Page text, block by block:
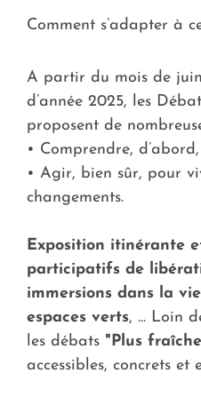
Comment s’adapter à
A partir du mois de
d’année 2025,
les
proposent de
• Comprendre,
• Agir, bien sûr, pour
changements.
Exposition itinérante
participatifs de
immersions dans la
espaces verts, ... Loin
les débats "Plus
accessibles, concrets et